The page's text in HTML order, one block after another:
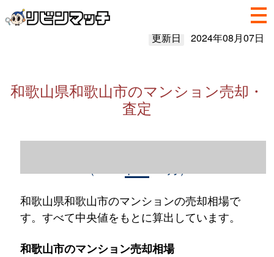
更新日 2024年08月07日
和歌山県和歌山市のマンション売却・
査定
和歌山県和歌山市のマンションの売却相場で
す。すべて中央値をもとに算出しています。
和歌山市のマンション売却相場